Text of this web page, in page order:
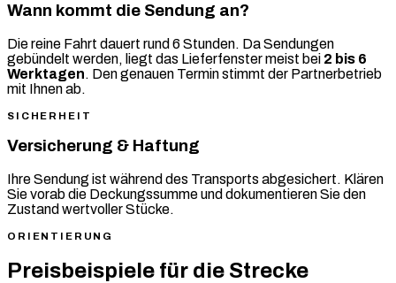
Wann kommt die Sendung an?
Die reine Fahrt dauert rund 6 Stunden. Da Sendungen
gebündelt werden, liegt das Lieferfenster meist bei 2 bis 6
Werktagen. Den genauen Termin stimmt der Partnerbetrieb
mit Ihnen ab.
SICHERHEIT
Versicherung & Haftung
Ihre Sendung ist während des Transports abgesichert. Klären
Sie vorab die Deckungssumme und dokumentieren Sie den
Zustand wertvoller Stücke.
ORIENTIERUNG
Preisbeispiele für die Strecke